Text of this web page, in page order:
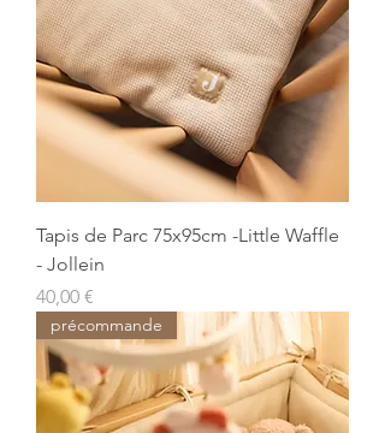
Tapis de Parc 75x95cm -Little Waffle
- Jollein
Prix
40,00 €
précommande